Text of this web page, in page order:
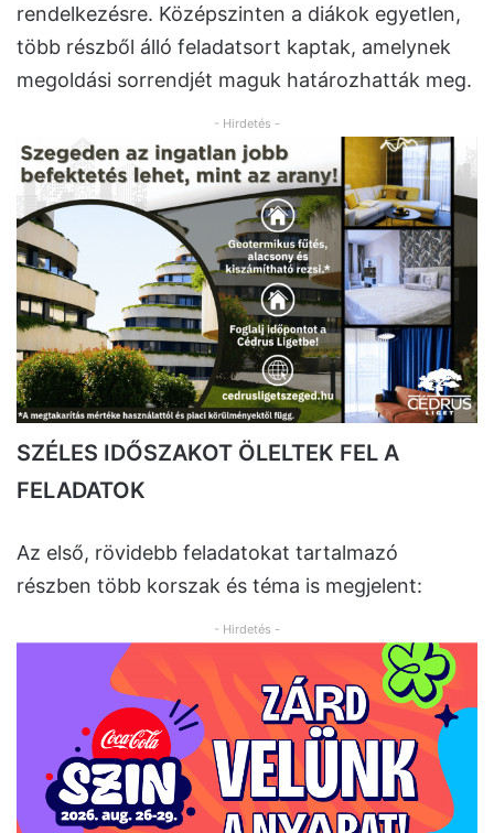
rendelkezésre. Középszinten a diákok egyetlen,
több részből álló feladatsort kaptak, amelynek
megoldási sorrendjét maguk határozhatták meg.
- Hirdetés -
SZÉLES IDŐSZAKOT ÖLELTEK FEL A
FELADATOK
Az első, rövidebb feladatokat tartalmazó
részben több korszak és téma is megjelent:
- Hirdetés -